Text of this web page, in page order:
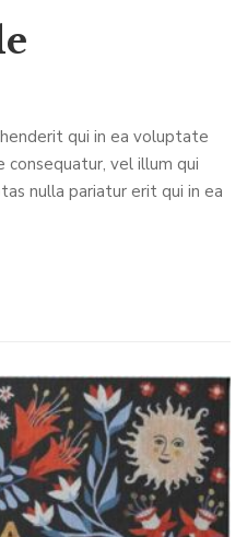
qui in ea voluptate
vel illum qui
nulla pariatur erit qui in ea